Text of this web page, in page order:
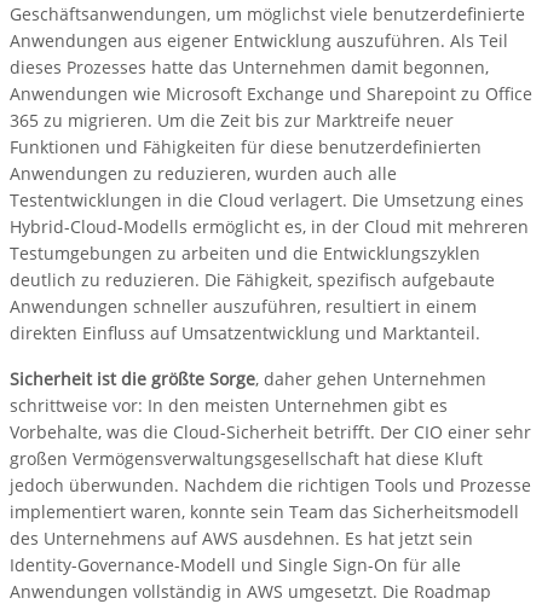
Geschäftsanwendungen, um möglichst viele benutzerdefinierte
Anwendungen aus eigener Entwicklung auszuführen. Als Teil
dieses Prozesses hatte das Unternehmen damit begonnen,
Anwendungen wie Microsoft Exchange und Sharepoint zu Office
365 zu migrieren. Um die Zeit bis zur Marktreife neuer
Funktionen und Fähigkeiten für diese benutzerdefinierten
Anwendungen zu reduzieren, wurden auch alle
Testentwicklungen in die Cloud verlagert. Die Umsetzung eines
Hybrid-Cloud-Modells ermöglicht es, in der Cloud mit mehreren
Testumgebungen zu arbeiten und die Entwicklungszyklen
deutlich zu reduzieren. Die Fähigkeit, spezifisch aufgebaute
Anwendungen schneller auszuführen, resultiert in einem
direkten Einfluss auf Umsatzentwicklung und Marktanteil.
Sicherheit ist die größte Sorge, daher gehen Unternehmen
schrittweise vor: In den meisten Unternehmen gibt es
Vorbehalte, was die Cloud-Sicherheit betrifft. Der CIO einer sehr
großen Vermögensverwaltungsgesellschaft hat diese Kluft
jedoch überwunden. Nachdem die richtigen Tools und Prozesse
implementiert waren, konnte sein Team das Sicherheitsmodell
des Unternehmens auf AWS ausdehnen. Es hat jetzt sein
Identity-Governance-Modell und Single Sign-On für alle
Anwendungen vollständig in AWS umgesetzt. Die Roadmap